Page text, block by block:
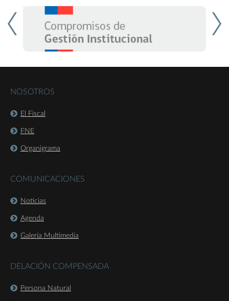
NOSOTROS
El Fiscal
FNE
Organigrama
COMUNICACIONES
Noticias
Agenda
Galería Multimedia
DELACIÓN COMPENSADA
Persona Natural